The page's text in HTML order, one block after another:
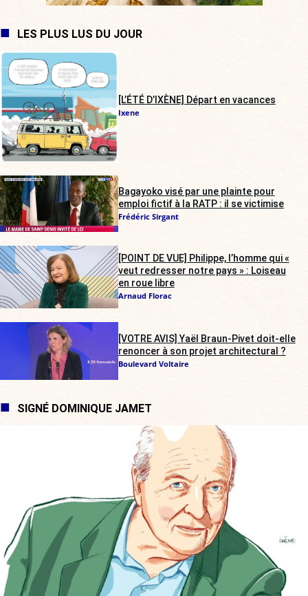
LES PLUS LUS DU JOUR
[L’ÉTÉ D’IXÈNE] Départ en vacances
Ixene
Bagayoko visé par une plainte pour
emploi fictif à la RATP : il se victimise
Frédéric Sirgant
[POINT DE VUE] Philippe, l’homme qui «
veut redresser notre pays » : Loiseau
en roue libre
Arnaud Florac
[VOTRE AVIS] Yaël Braun-Pivet doit-elle
renoncer à son projet architectural ?
Boulevard Voltaire
SIGNÉ DOMINIQUE JAMET